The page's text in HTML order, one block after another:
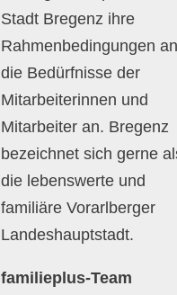
Stadt Bregenz ihre
Rahmenbedingungen an
die Bedürfnisse der
Mitarbeiterinnen und
Mitarbeiter an. Bregenz
bezeichnet sich gerne
die lebenswerte und
familiäre Vorarlberger
Landeshauptstadt.
familieplus-Team